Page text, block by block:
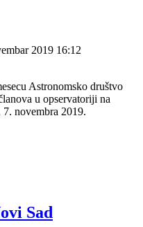
2019 16:12
Astronomsko društvo
u opservatoriji na
novembra 2019.
Sad